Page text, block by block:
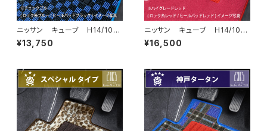
ニッサン キューブ H14/10〜
R2/3 Z11・Z12 フロアマット
一式 カーマット スタンダード
¥13,750
ニッサン キューブ H14/10〜
R2/3 Z11・Z12 フロアマット
一式 カーマット ハイグレー
¥16,500